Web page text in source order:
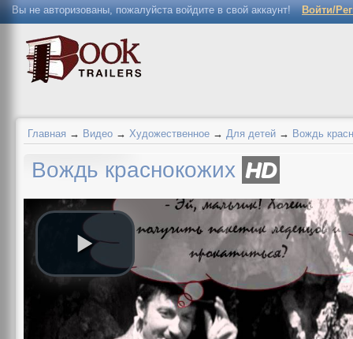
Вы не авторизованы, пожалуйста войдите в свой аккаунт! Войти/
Главная → Видео → Художественное → Для детей → Вождь
Вождь краснокожих HD